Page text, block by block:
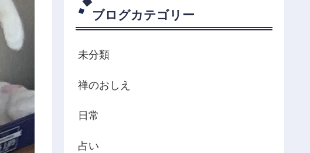
ブログカテゴリー
未分類
禅のおしえ
日常
占い